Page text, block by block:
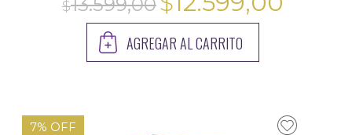
precio
original
$13.599,00.
AGREGAR AL CARRITO
7% OFF